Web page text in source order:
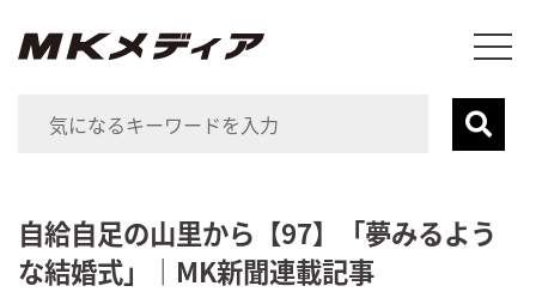
自給自足の山里から【97】「夢みるよう
な結婚式」｜MK新聞連載記事